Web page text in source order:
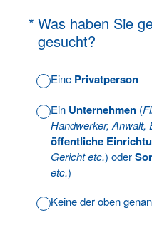
* Was haben Sie
gesucht?
(Erforderlich.)
Eine Privatperson
Ein Unternehmen (
Handwerker, Anwalt,
öffentliche
Gericht etc.) oder
etc.)
Keine der oben